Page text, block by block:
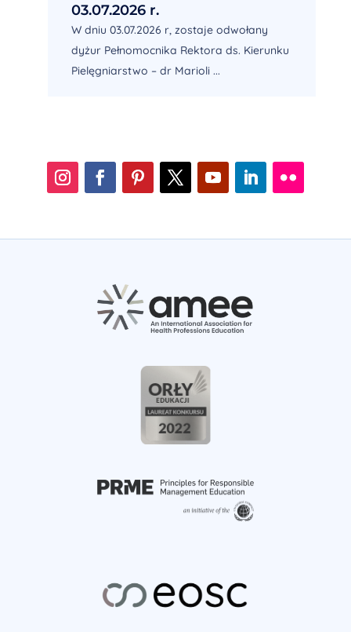
03.07.2026 r.
W dniu 03.07.2026 r, zostaje odwołany
dyżur Pełnomocnika Rektora ds. Kierunku
Pielęgniarstwo – dr Marioli ...